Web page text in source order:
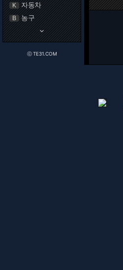
K 자동차
B 농구
keyboard_arrow_down
ⓒ TE31.COM